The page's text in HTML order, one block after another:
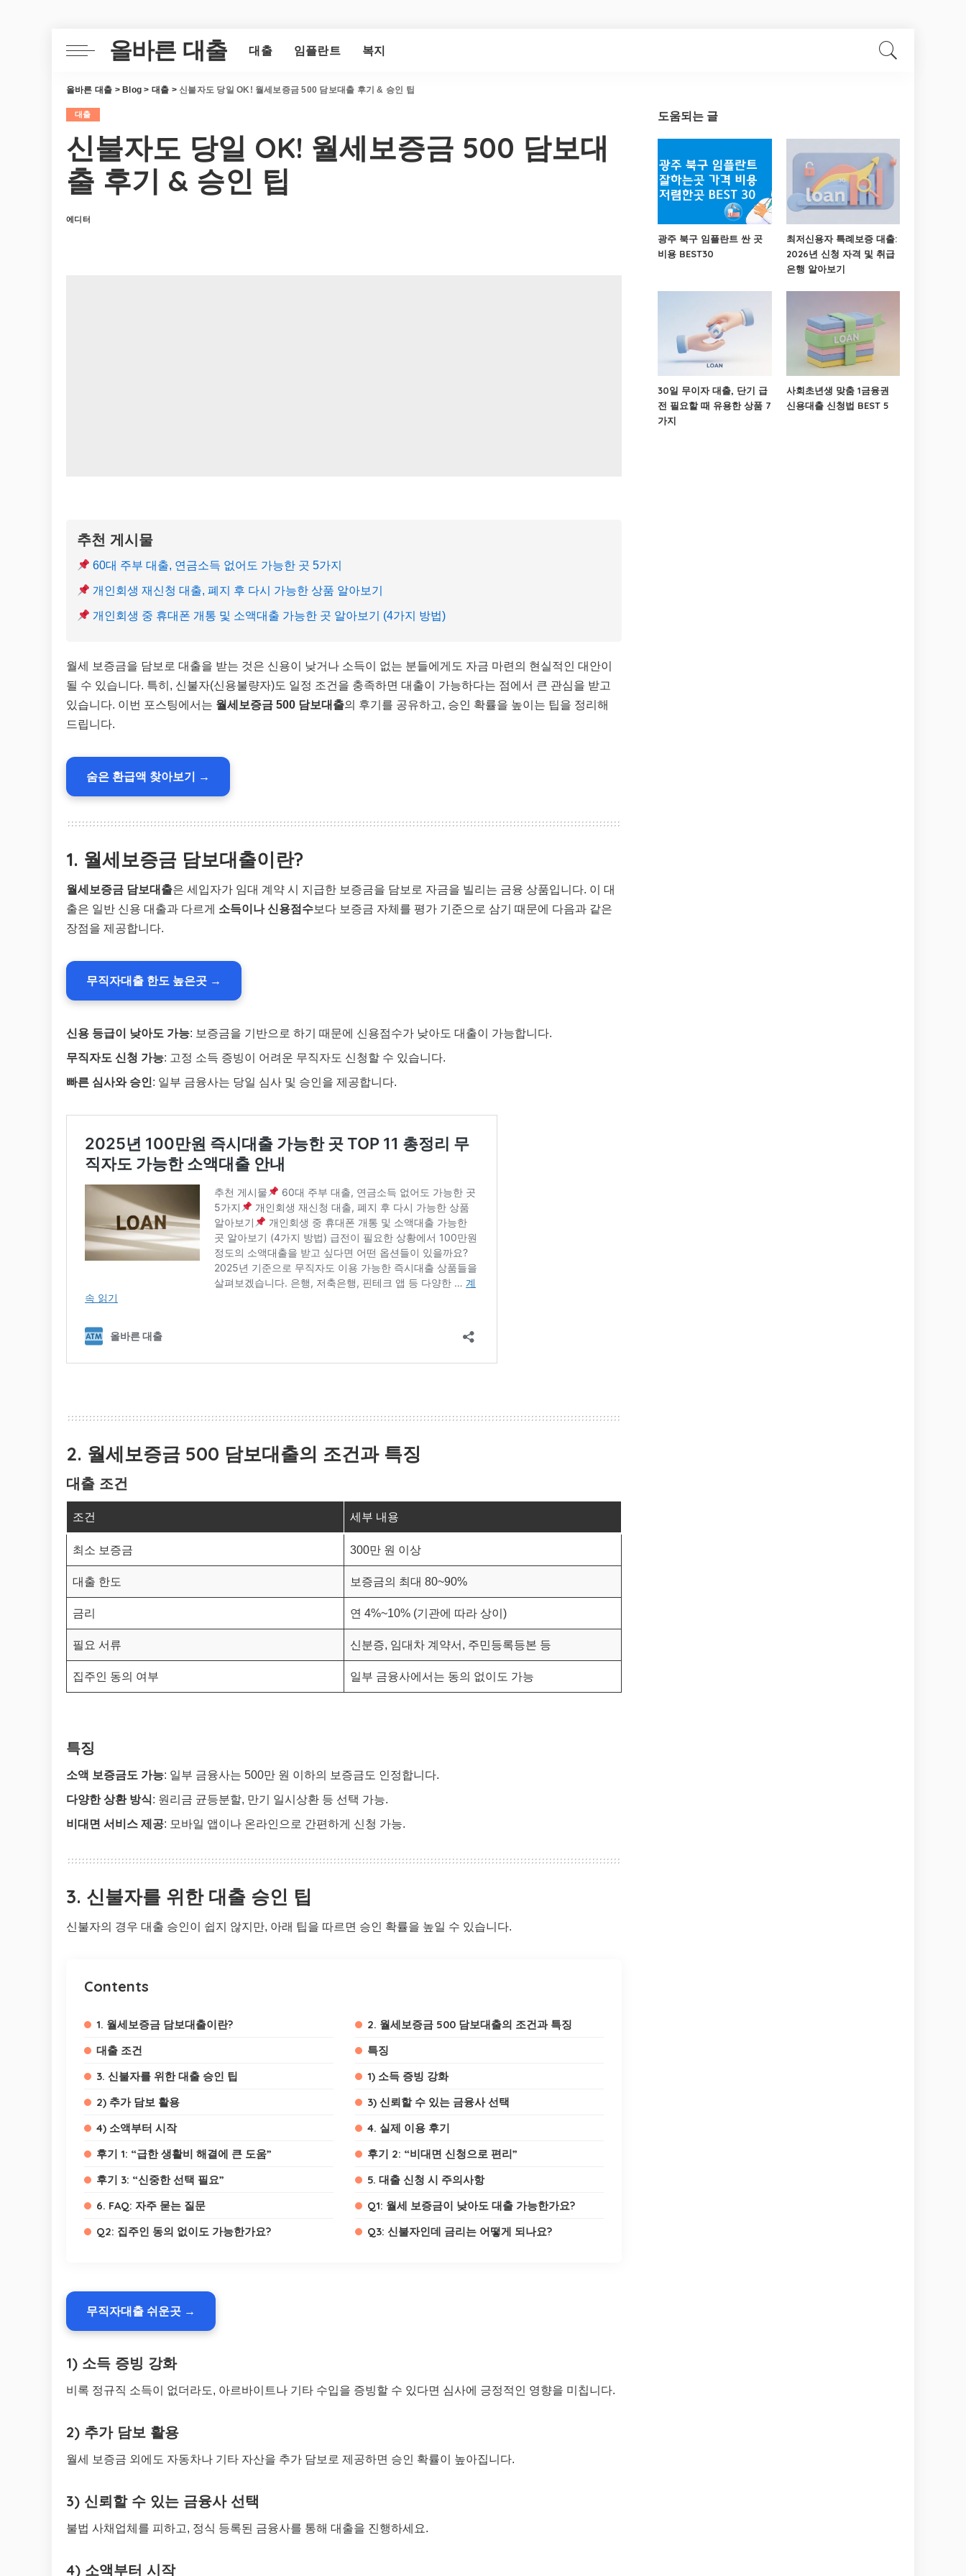
올바른 대출 대출 임플란트 복지
올바른 대출 > Blog > 대출 >신불자도 당일 OK! 월세보증금 500 담보대출 후기 & 승인 팁
대출
신불자도 당일 OK! 월세보증금 500 담보대
출 후기 & 승인 팁
Posted
에디터
추천 게시물
60대 주부 대출, 연금소득 없어도 가능한 곳 5가지
개인회생 재신청 대출, 폐지 후 다시 가능한 상품 알아보기
개인회생 중 휴대폰 개통 및 소액대출 가능한 곳 알아보기 (4가지 방법)
월세 보증금을 담보로 대출을 받는 것은 신용이 낮거나 소득이 없는 분들에게도 자금 마련의 현실적인 대안이
될 수 있습니다. 특히, 신불자(신용불량자)도 일정 조건을 충족하면 대출이 가능하다는 점에서 큰 관심을 받고
있습니다. 이번 포스팅에서는 월세보증금 500 담보대출의 후기를 공유하고, 승인 확률을 높이는 팁을 정리해
드립니다.
숨은 환급액 찾아보기 →
1. 월세보증금 담보대출이란?
월세보증금 담보대출은 세입자가 임대 계약 시 지급한 보증금을 담보로 자금을 빌리는 금융 상품입니다. 이 대
출은 일반 신용 대출과 다르게 소득이나 신용점수보다 보증금 자체를 평가 기준으로 삼기 때문에 다음과 같은
장점을 제공합니다.
무직자대출 한도 높은곳 →
신용 등급이 낮아도 가능: 보증금을 기반으로 하기 때문에 신용점수가 낮아도 대출이 가능합니다.
무직자도 신청 가능: 고정 소득 증빙이 어려운 무직자도 신청할 수 있습니다.
빠른 심사와 승인: 일부 금융사는 당일 심사 및 승인을 제공합니다.
2. 월세보증금 500 담보대출의 조건과 특징
대출 조건
조건 세부 내용
최소 보증금 300만 원 이상
대출 한도 보증금의 최대 80~90%
금리 연 4%~10% (기관에 따라 상이)
필요 서류 신분증, 임대차 계약서, 주민등록등본 등
집주인 동의 여부 일부 금융사에서는 동의 없이도 가능
특징
소액 보증금도 가능: 일부 금융사는 500만 원 이하의 보증금도 인정합니다.
다양한 상환 방식: 원리금 균등분할, 만기 일시상환 등 선택 가능.
비대면 서비스 제공: 모바일 앱이나 온라인으로 간편하게 신청 가능.
3. 신불자를 위한 대출 승인 팁
신불자의 경우 대출 승인이 쉽지 않지만, 아래 팁을 따르면 승인 확률을 높일 수 있습니다.
Contents
1. 월세보증금 담보대출이란?
2. 월세보증금 500 담보대출의 조건과 특징
대출 조건
특징
3. 신불자를 위한 대출 승인 팁
1) 소득 증빙 강화
2) 추가 담보 활용
3) 신뢰할 수 있는 금융사 선택
4) 소액부터 시작
4. 실제 이용 후기
후기 1: “급한 생활비 해결에 큰 도움”
후기 2: “비대면 신청으로 편리”
후기 3: “신중한 선택 필요”
5. 대출 신청 시 주의사항
6. FAQ: 자주 묻는 질문
Q1: 월세 보증금이 낮아도 대출 가능한가요?
Q2: 집주인 동의 없이도 가능한가요?
Q3: 신불자인데 금리는 어떻게 되나요?
무직자대출 쉬운곳 →
1) 소득 증빙 강화
비록 정규직 소득이 없더라도, 아르바이트나 기타 수입을 증빙할 수 있다면 심사에 긍정적인 영향을 미칩니다.
2) 추가 담보 활용
월세 보증금 외에도 자동차나 기타 자산을 추가 담보로 제공하면 승인 확률이 높아집니다.
3) 신뢰할 수 있는 금융사 선택
불법 사채업체를 피하고, 정식 등록된 금융사를 통해 대출을 진행하세요.
4) 소액부터 시작
도움되는 글
광주 북구 임플란트 싼 곳
비용 BEST30
최저신용자 특례보증 대출:
2026년 신청 자격 및 취급
은행 알아보기
30일 무이자 대출, 단기 급
전 필요할 때 유용한 상품 7
가지
사회초년생 맞춤 1금융권
신용대출 신청법 BEST 5